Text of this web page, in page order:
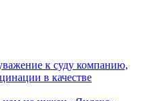
к суду компанию,
в качестве